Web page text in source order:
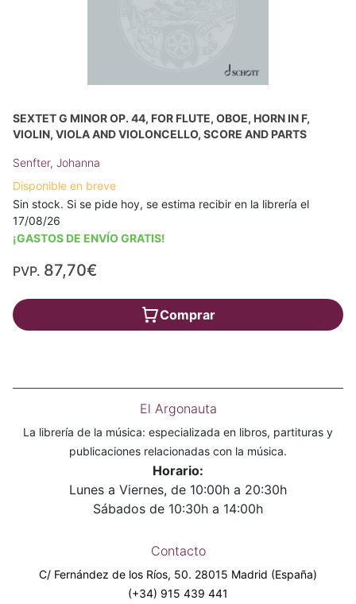
SEXTET G MINOR OP. 44, FOR FLUTE, OBOE, HORN IN F,
VIOLIN, VIOLA AND VIOLONCELLO, SCORE AND PARTS
Senfter, Johanna
Disponible en breve
Sin stock. Si se pide hoy, se estima recibir en la librería el
17/08/26
¡GASTOS DE ENVÍO GRATIS!
PVP. 87,70€
Comprar
El Argonauta
La librería de la música: especializada en libros, partituras y
publicaciones relacionadas con la música.
Horario:
Lunes a Viernes, de 10:00h a 20:30h
Sábados de 10:30h a 14:00h
Contacto
C/ Fernández de los Ríos, 50. 28015 Madrid (España)
(+34) 915 439 441